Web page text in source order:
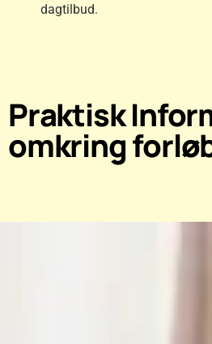
dagtilbud.
Praktisk
omkring